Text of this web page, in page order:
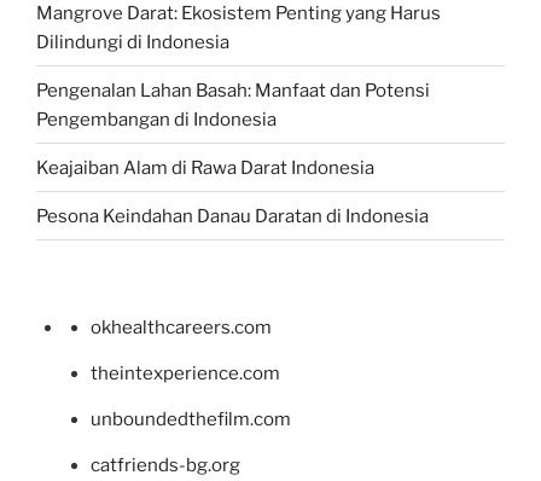
Mangrove Darat: Ekosistem Penting yang Harus
Dilindungi di Indonesia
Pengenalan Lahan Basah: Manfaat dan Potensi
Pengembangan di Indonesia
Keajaiban Alam di Rawa Darat Indonesia
Pesona Keindahan Danau Daratan di Indonesia
okhealthcareers.com
theintexperience.com
unboundedthefilm.com
catfriends-bg.org